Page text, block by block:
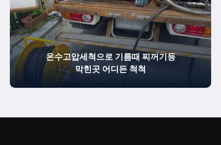
온수고압세척으로 기름때 찌꺼기등
막힌곳 어디든 척척